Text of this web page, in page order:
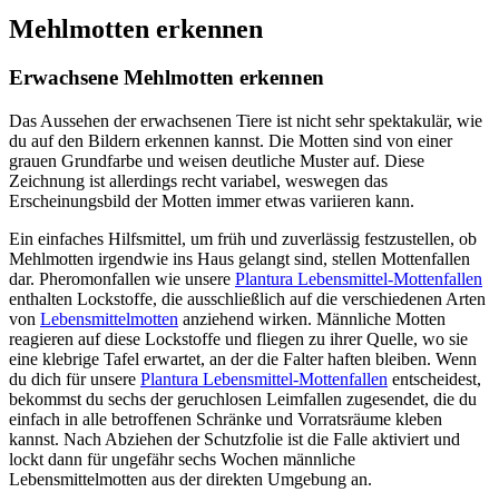
Mehlmotten erkennen
Erwachsene Mehlmotten erkennen
Das Aussehen der erwachsenen Tiere ist nicht sehr spektakulär, wie
du auf den Bildern erkennen kannst. Die Motten sind von einer
grauen Grundfarbe und weisen deutliche Muster auf. Diese
Zeichnung ist allerdings recht variabel, weswegen das
Erscheinungsbild der Motten immer etwas variieren kann.
Ein einfaches Hilfsmittel, um früh und zuverlässig festzustellen, ob
Mehlmotten irgendwie ins Haus gelangt sind, stellen Mottenfallen
dar. Pheromonfallen wie unsere Plantura Lebensmittel-Mottenfallen
enthalten Lockstoffe, die ausschließlich auf die verschiedenen Arten
von Lebensmittelmotten anziehend wirken. Männliche Motten
reagieren auf diese Lockstoffe und fliegen zu ihrer Quelle, wo sie
eine klebrige Tafel erwartet, an der die Falter haften bleiben. Wenn
du dich für unsere Plantura Lebensmittel-Mottenfallen entscheidest,
bekommst du sechs der geruchlosen Leimfallen zugesendet, die du
einfach in alle betroffenen Schränke und Vorratsräume kleben
kannst. Nach Abziehen der Schutzfolie ist die Falle aktiviert und
lockt dann für ungefähr sechs Wochen männliche
Lebensmittelmotten aus der direkten Umgebung an.